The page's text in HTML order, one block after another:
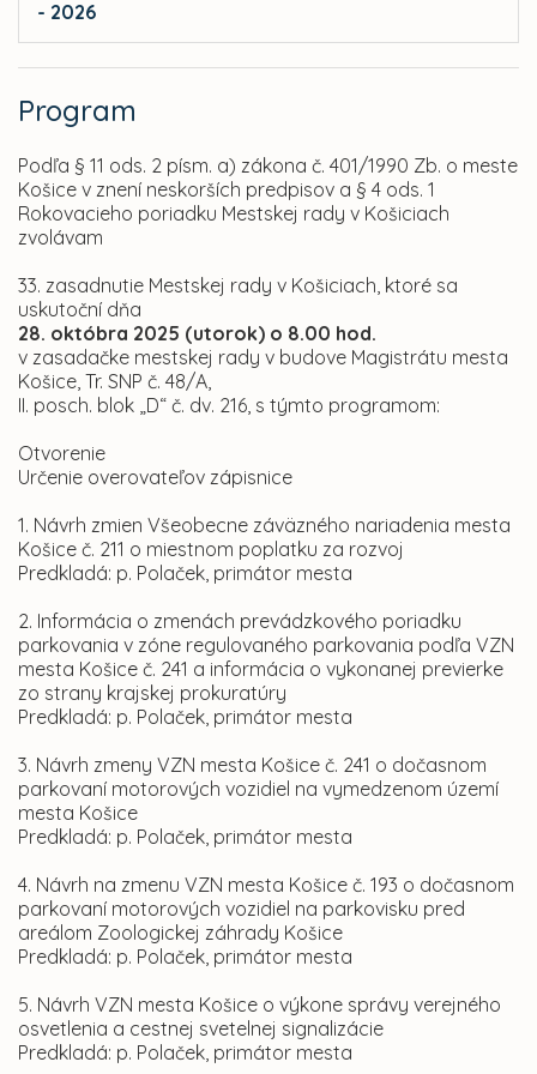
- 2026
Program
Podľa § 11 ods. 2 písm. a) zákona č. 401/1990 Zb. o meste
Košice v znení neskorších predpisov a § 4 ods. 1
Rokovacieho poriadku Mestskej rady v Košiciach
zvolávam
33. zasadnutie Mestskej rady v Košiciach, ktoré sa
uskutoční dňa
28. októbra 2025 (utorok) o 8.00 hod.
v zasadačke mestskej rady v budove Magistrátu mesta
Košice, Tr. SNP č. 48/A,
II. posch. blok „D“ č. dv. 216, s týmto programom:
Otvorenie
Určenie overovateľov zápisnice
1. Návrh zmien Všeobecne záväzného nariadenia mesta
Košice č. 211 o miestnom poplatku za rozvoj
Predkladá: p. Polaček, primátor mesta
2. Informácia o zmenách prevádzkového poriadku
parkovania v zóne regulovaného parkovania podľa VZN
mesta Košice č. 241 a informácia o vykonanej previerke
zo strany krajskej prokuratúry
Predkladá: p. Polaček, primátor mesta
3. Návrh zmeny VZN mesta Košice č. 241 o dočasnom
parkovaní motorových vozidiel na vymedzenom území
mesta Košice
Predkladá: p. Polaček, primátor mesta
4. Návrh na zmenu VZN mesta Košice č. 193 o dočasnom
parkovaní motorových vozidiel na parkovisku pred
areálom Zoologickej záhrady Košice
Predkladá: p. Polaček, primátor mesta
5. Návrh VZN mesta Košice o výkone správy verejného
osvetlenia a cestnej svetelnej signalizácie
Predkladá: p. Polaček, primátor mesta